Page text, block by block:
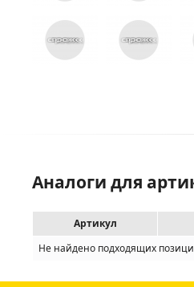
Аналоги для
Артикул
Не найдено подходящих